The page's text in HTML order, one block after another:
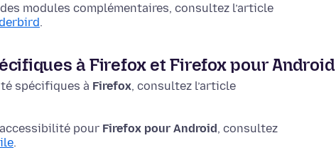
modules complémentaires, consultez l’article
.
à Firefox et Firefox pour Android
spécifiques à Firefox, consultez l’article
pour Firefox pour Android, consultez
.